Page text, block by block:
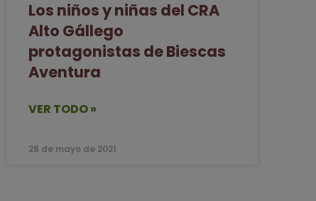
Los niños y niñas del CRA
Alto Gállego
protagonistas de Biescas
Aventura
VER TODO »
28 de mayo de 2021